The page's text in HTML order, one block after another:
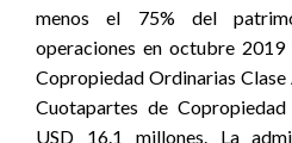
menos el 75% del
operaciones en octubre
Copropiedad Ordinarias
Cuotapartes de
USD 16.1 millones. La